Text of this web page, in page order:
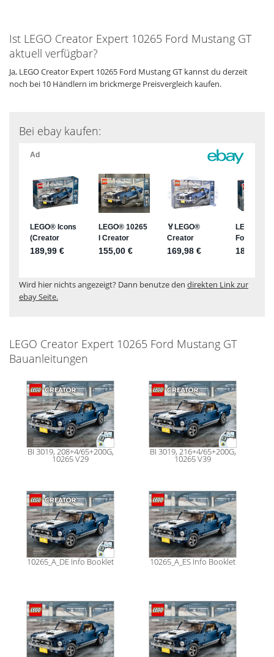
Ist LEGO Creator Expert 10265 Ford Mustang GT
aktuell verfügbar?
Ja, LEGO Creator Expert 10265 Ford Mustang GT kannst du derzeit
noch bei 10 Händlern im brickmerge Preisvergleich kaufen.
Bei ebay kaufen:
Wird hier nichts angezeigt? Dann benutze den direkten Link zur
ebay Seite.
LEGO Creator Expert 10265 Ford Mustang GT
Bauanleitungen
BI 3019, 208+4/65+200G,
10265 V29
BI 3019, 216+4/65+200G,
10265 V39
10265_A_DE Info Booklet 10265_A_ES Info Booklet